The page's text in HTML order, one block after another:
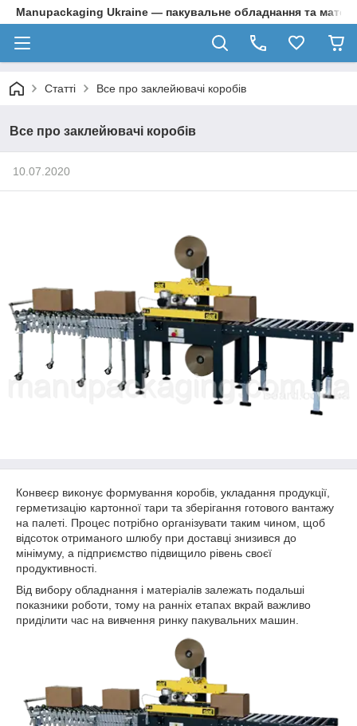
Manupackaging Ukraine — пакувальне обладнання та
Статті Все про заклейювачі коробів
Все про заклейювачі коробів
10.07.2020
Конвеєр виконує формування коробів, укладання продукції,
герметизацію картонної тари та зберігання готового вантажу
на палеті. Процес потрібно організувати таким чином, щоб
відсоток отриманого шлюбу при доставці знизився до
мінімуму, а підприємство підвищило рівень своєї
продуктивності.
Від вибору обладнання і матеріалів залежать подальші
показники роботи, тому на ранніх етапах вкрай важливо
приділити час на вивчення ринку пакувальних машин.